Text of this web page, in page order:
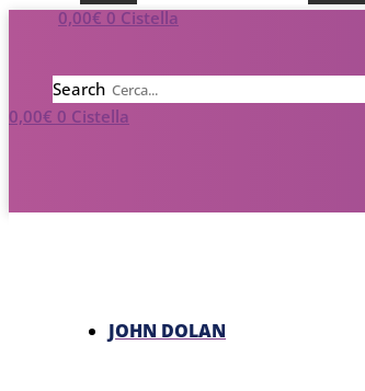
0,00€ 0 Cistella
Search
0,00€ 0 Cistella
JOHN DOLAN